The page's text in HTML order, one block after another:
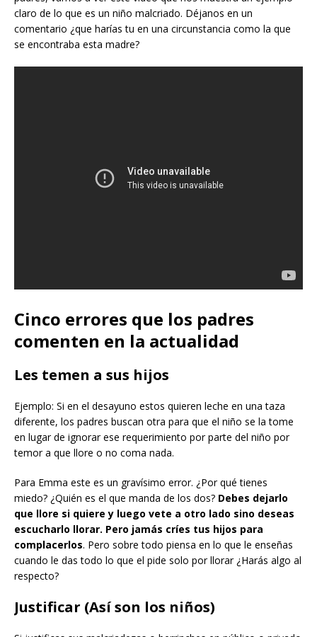
claro de lo que es un niño malcriado. Déjanos en un
comentario ¿que harías tu en una circunstancia como la que
se encontraba esta madre?
Cinco errores que los padres
comenten en la actualidad
Les temen a sus hijos
Ejemplo: Si en el desayuno estos quieren leche en una taza
diferente, los padres buscan otra para que el niño se la tome
en lugar de ignorar ese requerimiento por parte del niño por
temor a que llore o no coma nada.
Para Emma este es un gravísimo error. ¿Por qué tienes
miedo? ¿Quién es el que manda de los dos? Debes dejarlo
que llore si quiere y luego vete a otro lado sino deseas
escucharlo llorar. Pero jamás críes tus hijos para
complacerlos. Pero sobre todo piensa en lo que le enseñas
cuando le das todo lo que el pide solo por llorar ¿Harás algo al
respecto?
Justificar (Así son los niños)